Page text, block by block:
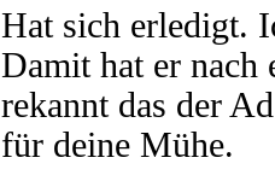
Hat sich erledigt.
Damit hat er
rekannt das der
für deine Mühe.